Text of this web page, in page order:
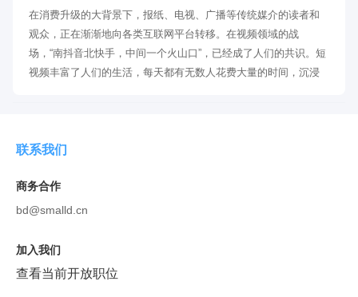
在消费升级的大背景下，报纸、电视、广播等传统媒介的读者和
观众，正在渐渐地向各类互联网平台转移。在视频领域的战
场，“南抖音北快手，中间一个火山口”，已经成了人们的共识。短
视频丰富了人们的生活，每天都有无数人花费大量的时间，沉浸
联系我们
商务合作
bd@smalld.cn
加入我们
查看当前开放职位